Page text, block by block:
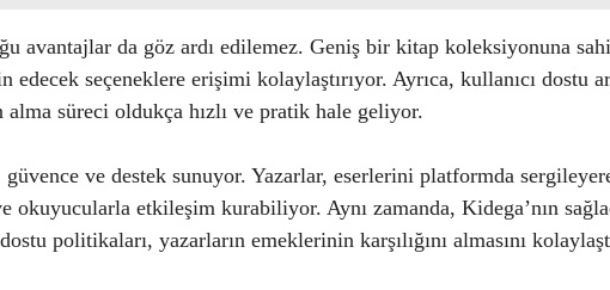
avantajlar da göz ardı edilemez. Geniş bir kitap koleksiyonuna
edecek seçeneklere erişimi kolaylaştırıyor. Ayrıca, kullanıcı dostu
alma süreci oldukça hızlı ve pratik hale geliyor.
güvence ve destek sunuyor. Yazarlar, eserlerini platformda
etkileşim kurabiliyor. Aynı zamanda, Kidega’nın
politikaları, yazarların emeklerinin karşılığını almasını